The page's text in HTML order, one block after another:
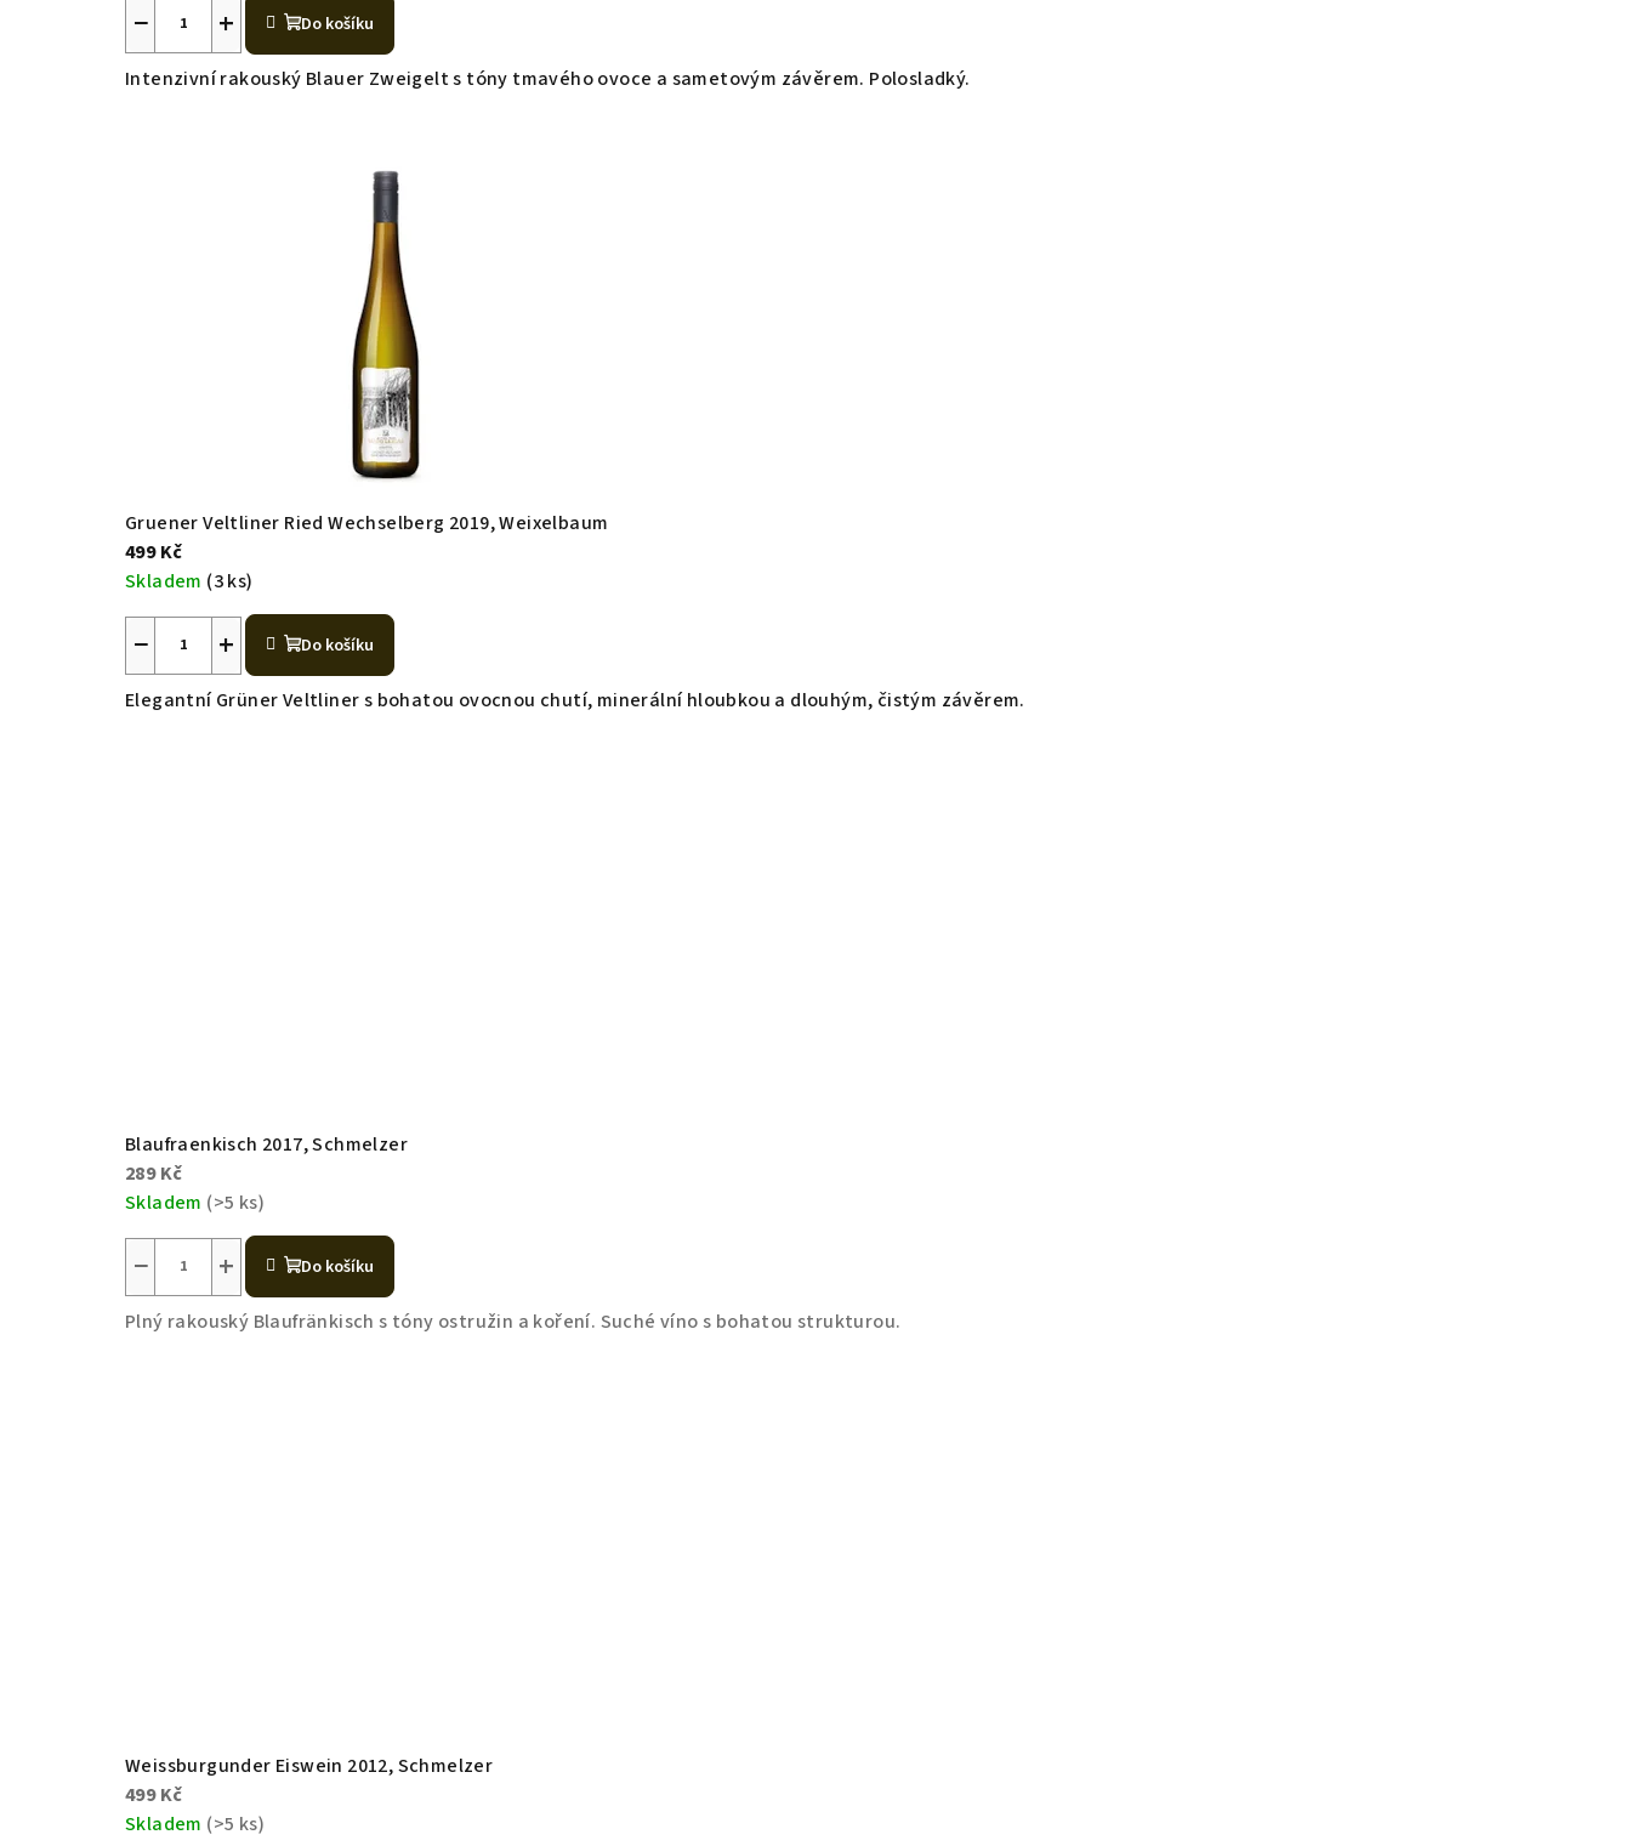
hodnocení
produktu
je
+
− Do košíku
Intenzivní rakouský Blauer Zweigelt s tóny tmavého ovoce a sametovým závěrem. Polosladký.
Gruener Veltliner Ried Wechselberg 2019, Weixelbaum
499 Kč
Skladem (3 ks)
+
− Do košíku
Elegantní Grüner Veltliner s bohatou ovocnou chutí, minerální hloubkou a dlouhým, čistým závěrem.
Blaufraenkisch 2017, Schmelzer
289 Kč
Skladem (>5 ks)
+
− Do košíku
Plný rakouský Blaufränkisch s tóny ostružin a koření. Suché víno s bohatou strukturou.
Weissburgunder Eiswein 2012, Schmelzer
499 Kč
Skladem (>5 ks)